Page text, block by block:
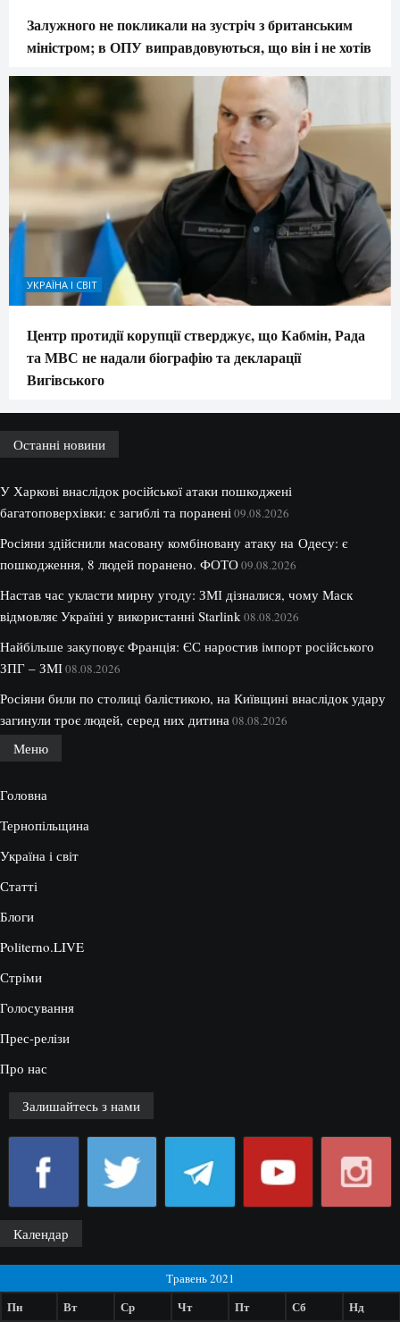
Залужного не покликали на зустріч з британським
міністром; в ОПУ виправдовуються, що він і не хотів
УКРАЇНА І СВІТ
Центр протидії корупції стверджує, що Кабмін, Рада
та МВС не надали біографію та декларації
Вигівського
Останні новини
У Харкові внаслідок російської атаки пошкоджені
багатоповерхівки: є загиблі та поранені 09.08.2026
Росіяни здійснили масовану комбіновану атаку на Одесу: є
пошкодження, 8 людей поранено. ФОТО09.08.2026
Настав час укласти мирну угоду: ЗМІ дізналися, чому Маск
відмовляє Україні у використанні Starlink 08.08.2026
Найбільше закуповує Франція: ЄС наростив імпорт російського
ЗПГ – ЗМІ08.08.2026
Росіяни били по столиці балістикою, на Київщині внаслідок удару
загинули троє людей, серед них дитина 08.08.2026
Меню
Головна
Тернопільщина
Україна і світ
Статті
Блоги
Politerno.LIVE
Стріми
Голосування
Прес-релізи
Про нас
Залишайтесь з нами
Календар
Травень 2021
Пн Вт Ср Чт Пт Сб Нд